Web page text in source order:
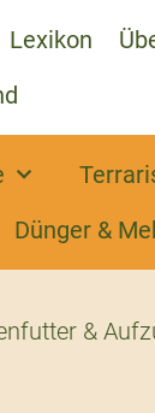
Lexikon
Dünger &
&